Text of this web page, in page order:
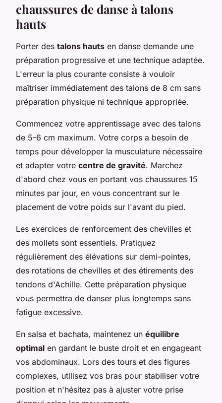
chaussures de danse à talons
hauts
Porter des talons hauts en danse demande une
préparation progressive et une technique adaptée.
L'erreur la plus courante consiste à vouloir
maîtriser immédiatement des talons de 8 cm sans
préparation physique ni technique appropriée.
Commencez votre apprentissage avec des talons
de 5-6 cm maximum. Votre corps a besoin de
temps pour développer la musculature nécessaire
et adapter votre centre de gravité. Marchez
d'abord chez vous en portant vos chaussures 15
minutes par jour, en vous concentrant sur le
placement de votre poids sur l'avant du pied.
Les exercices de renforcement des chevilles et
des mollets sont essentiels. Pratiquez
régulièrement des élévations sur demi-pointes,
des rotations de chevilles et des étirements des
tendons d'Achille. Cette préparation physique
vous permettra de danser plus longtemps sans
fatigue excessive.
En salsa et bachata, maintenez un équilibre
optimal en gardant le buste droit et en engageant
vos abdominaux. Lors des tours et des figures
complexes, utilisez vos bras pour stabiliser votre
position et n'hésitez pas à ajuster votre prise